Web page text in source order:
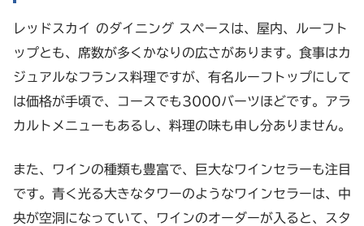
レッドスカイ のダイニング スペースは、屋内、ルーフト
ップとも、席数が多くかなりの広さがあります。食事はカ
ジュアルなフランス料理ですが、有名ルーフトップにして
は価格が手頃で、コースでも3000バーツほどです。アラ
カルトメニューもあるし、料理の味も申し分ありません。
また、ワインの種類も豊富で、巨大なワインセラーも注目
です。青く光る大きなタワーのようなワインセラーは、中
央が空洞になっていて、ワインのオーダーが入ると、スタ